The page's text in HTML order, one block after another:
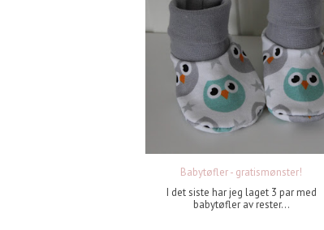
Babytøfler - gratismønster!
I det siste har jeg laget 3 par med
babytøfler av rester...